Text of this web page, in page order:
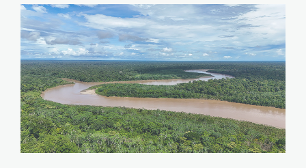
Carretera Boca Manu
– Vico Méndez 1